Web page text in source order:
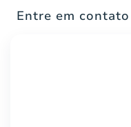
Entre em